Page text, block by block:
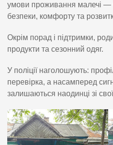
умови проживання малечі —
безпеки, комфорту та
Окрім порад і підтримки,
продукти та сезонний одяг.
У поліції наголошують:
перевірка, а насамперед
залишаються наодинці зі